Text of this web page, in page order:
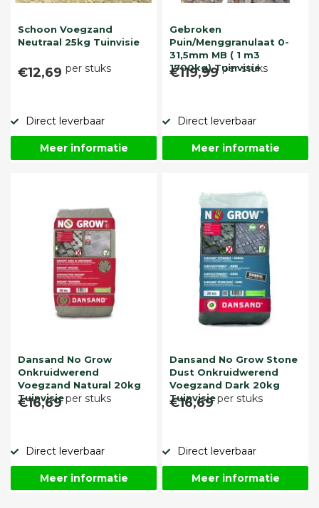
Schoon Voegzand
Neutraal 25kg Tuinvisie
€12,69 per stuks
Direct leverbaar
Meer informatie
Gebroken
Puin/Menggranulaat 0-
31,5mm MB ( 1 m3
1700kg) Tuinvisie
€119,99 per stuks
Direct leverbaar
Meer informatie
Dansand No Grow
Onkruidwerend
Voegzand Natural 20kg
Tuinvisie
€16,69per stuks
Direct leverbaar
Meer informatie
Dansand No Grow Stone
Dust Onkruidwerend
Voegzand Dark 20kg
Tuinvisie
€16,69per stuks
Direct leverbaar
Meer informatie